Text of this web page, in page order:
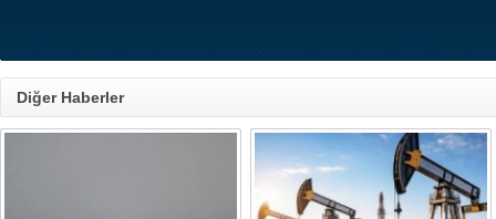
Diğer Haberler